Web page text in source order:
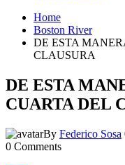
Home
Boston River
DE ESTA
CLAUSURA
DE ESTA
CUARTA DEL
By Federico Sosa
0 Comments